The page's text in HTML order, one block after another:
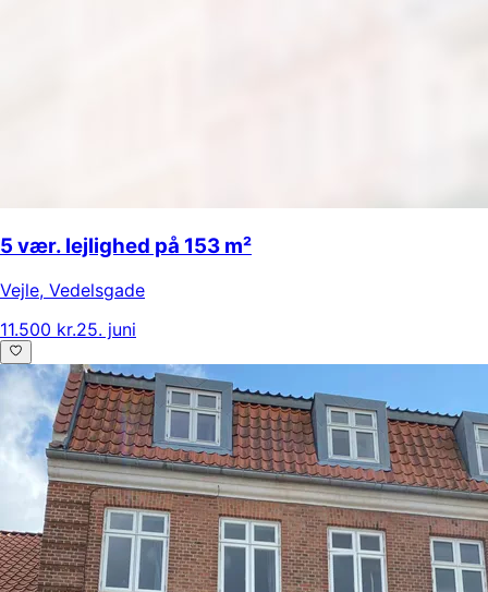
5 vær. lejlighed på 153 m²
Vejle, Vedelsgade
11.500 kr.25. juni